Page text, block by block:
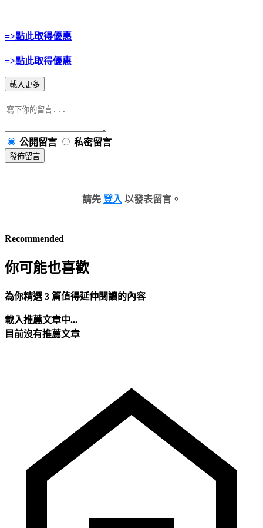
=>點此取得優惠
=>點此取得優惠
載入更多
公開留言 私密留言
發佈留言
請先 登入 以發表留言。
Recommended
你可能也喜歡
為你精選 3 篇值得延伸閱讀的內容
載入推薦文章中...
目前沒有推薦文章